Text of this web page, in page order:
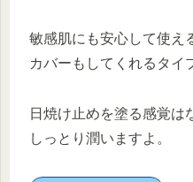
敏感肌にも安心して使え
カバーもしてくれるタイ
日焼け止めを塗る感覚は
しっとり潤いますよ。